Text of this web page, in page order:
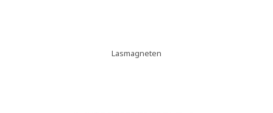
Lasmagneten